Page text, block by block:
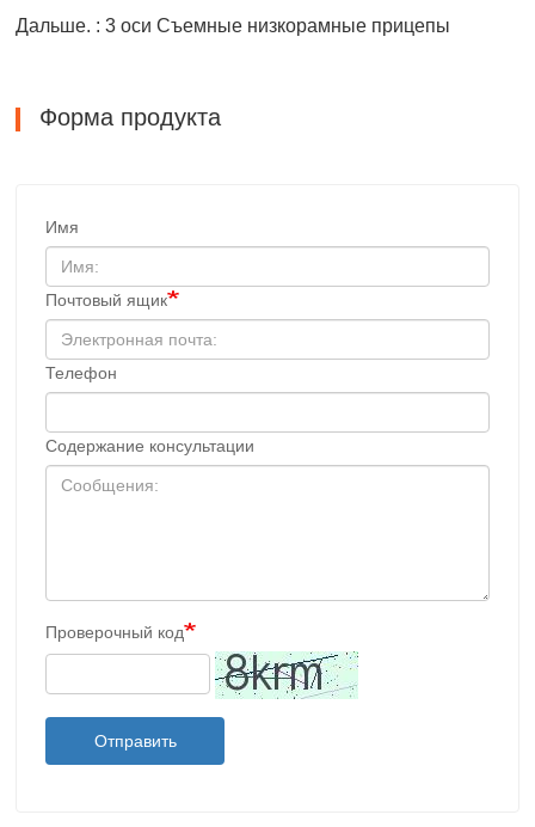
Дальше. : 3 оси Съемные низкорамные прицепы
Форма продукта
Имя
Почтовый ящик
Телефон
Содержание консультации
Проверочный код
Отправить